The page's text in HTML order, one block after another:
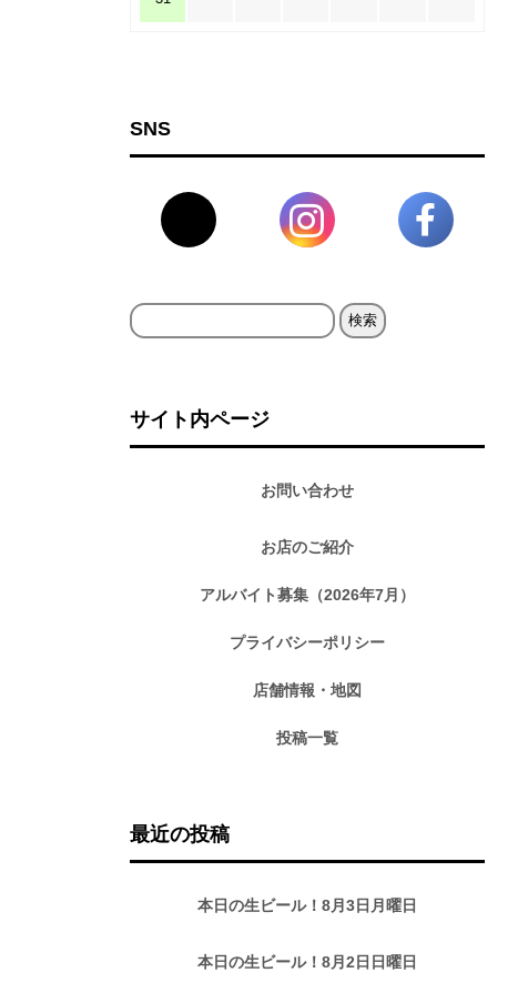
SNS
検
サイト内ページ
お問い合わせ
お店のご紹介
アルバイト募集（2026年7月）
プライバシーポリシー
店舗情報・地図
投稿一覧
最近の投稿
本日の生ビール！8月3日月曜日
本日の生ビール！8月2日日曜日